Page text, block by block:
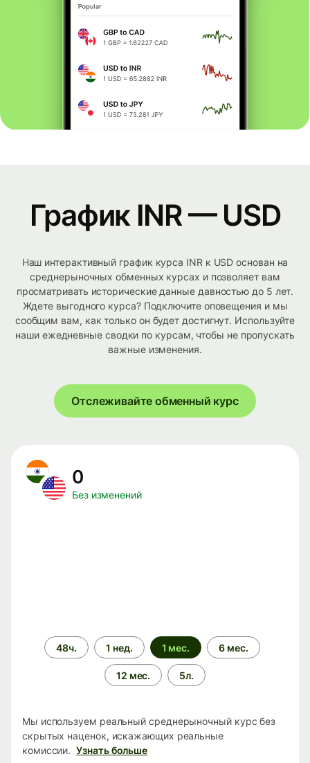
График INR — USD
Наш интерактивный график курса INR к USD основан на
среднерыночных обменных курсах и позволяет вам
просматривать исторические данные давностью до 5 лет.
Ждете выгодного курса? Подключите оповещения и мы
сообщим вам, как только он будет достигнут. Используйте
наши ежедневные сводки по курсам, чтобы не пропускать
важные изменения.
Отслеживайте обменный курс
0
Без изменений
Период
времени
48ч. 1 нед. 1 мес. 6 мес.
12 мес. 5л.
Мы используем реальный среднерыночный курс без
скрытых наценок, искажающих реальные
комиссии. Узнать больше